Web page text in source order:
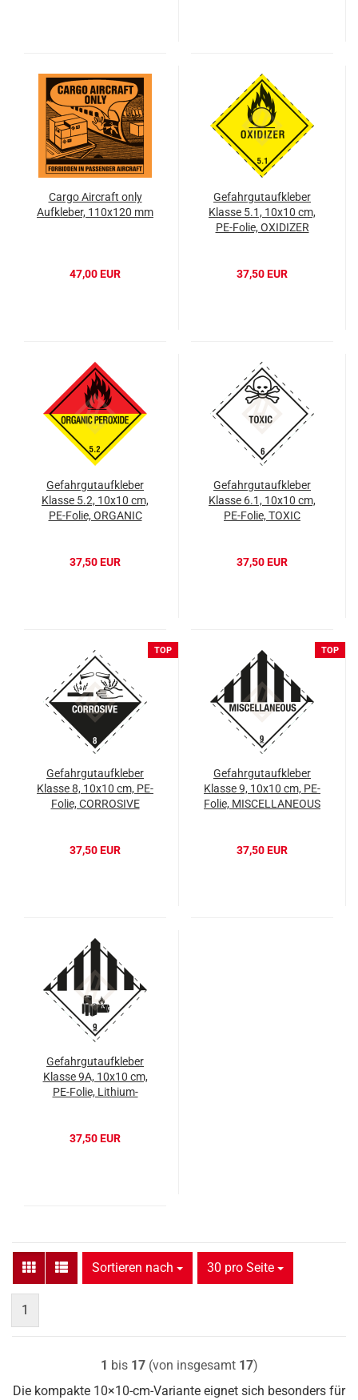
Cargo Aircraft only
Aufkleber, 110x120 mm
47,00 EUR
Gefahrgutaufkleber
Klasse 5.1, 10x10 cm,
PE-Folie, OXIDIZER
37,50 EUR
Gefahrgutaufkleber
Klasse 5.2, 10x10 cm,
PE-Folie, ORGANIC
37,50 EUR
Gefahrgutaufkleber
Klasse 6.1, 10x10 cm,
PE-Folie, TOXIC
37,50 EUR
TOP
Gefahrgutaufkleber
Klasse 8, 10x10 cm, PE-
Folie, CORROSIVE
37,50 EUR
TOP
Gefahrgutaufkleber
Klasse 9, 10x10 cm, PE-
Folie, MISCELLANEOUS
37,50 EUR
Gefahrgutaufkleber
Klasse 9A, 10x10 cm,
PE-Folie, Lithium-
37,50 EUR
Sortieren nach
Sortieren nach 30 pro Seite
pro Seite
1
1 bis 17(von insgesamt 17)
Die kompakte 10×10-cm-Variante eignet sich besonders für